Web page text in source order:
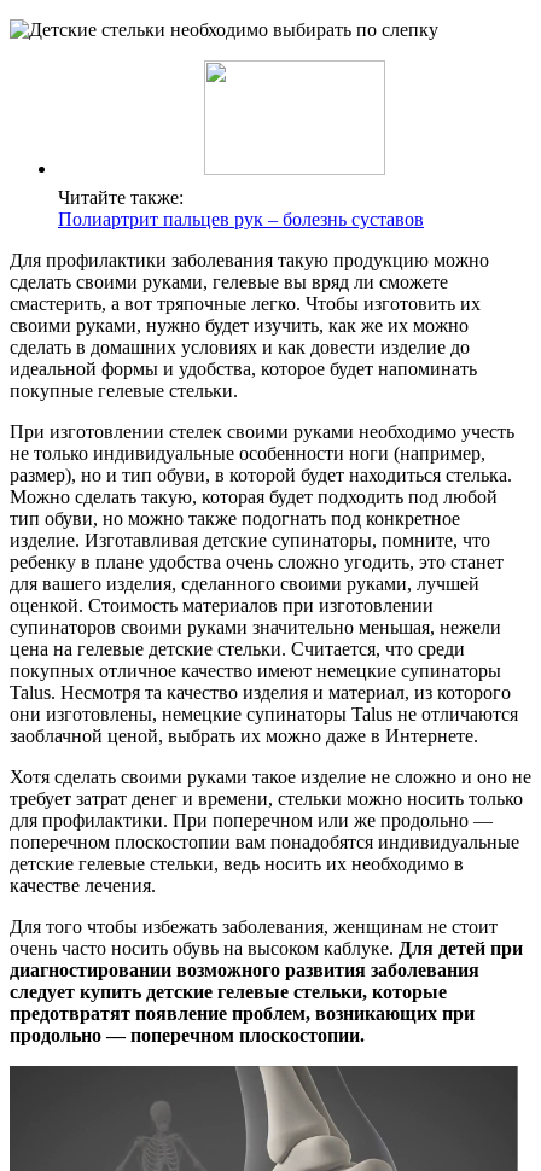
Читайте также:
Полиартрит пальцев рук – болезнь суставов
Для профилактики заболевания такую продукцию можно
сделать своими руками, гелевые вы вряд ли сможете
смастерить, а вот тряпочные легко. Чтобы изготовить их
своими руками, нужно будет изучить, как же их можно
сделать в домашних условиях и как довести изделие до
идеальной формы и удобства, которое будет напоминать
покупные гелевые стельки.
При изготовлении стелек своими руками необходимо учесть
не только индивидуальные особенности ноги (например,
размер), но и тип обуви, в которой будет находиться стелька.
Можно сделать такую, которая будет подходить под любой
тип обуви, но можно также подогнать под конкретное
изделие. Изготавливая детские супинаторы, помните, что
ребенку в плане удобства очень сложно угодить, это станет
для вашего изделия, сделанного своими руками, лучшей
оценкой. Стоимость материалов при изготовлении
супинаторов своими руками значительно меньшая, нежели
цена на гелевые детские стельки. Считается, что среди
покупных отличное качество имеют немецкие супинаторы
Talus. Несмотря та качество изделия и материал, из которого
они изготовлены, немецкие супинаторы Talus не отличаются
заоблачной ценой, выбрать их можно даже в Интернете.
Хотя сделать своими руками такое изделие не сложно и оно не
требует затрат денег и времени, стельки можно носить только
для профилактики. При поперечном или же продольно —
поперечном плоскостопии вам понадобятся индивидуальные
детские гелевые стельки, ведь носить их необходимо в
качестве лечения.
Для того чтобы избежать заболевания, женщинам не стоит
очень часто носить обувь на высоком каблуке. Для детей при
диагностировании возможного развития заболевания
следует купить детские гелевые стельки, которые
предотвратят появление проблем, возникающих при
продольно — поперечном плоскостопии.